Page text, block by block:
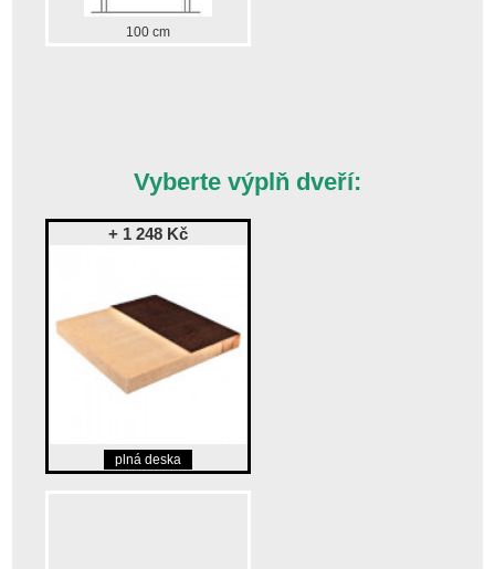
100 cm
Vyberte výplň dveří:
+ 1 248 Kč
plná deska